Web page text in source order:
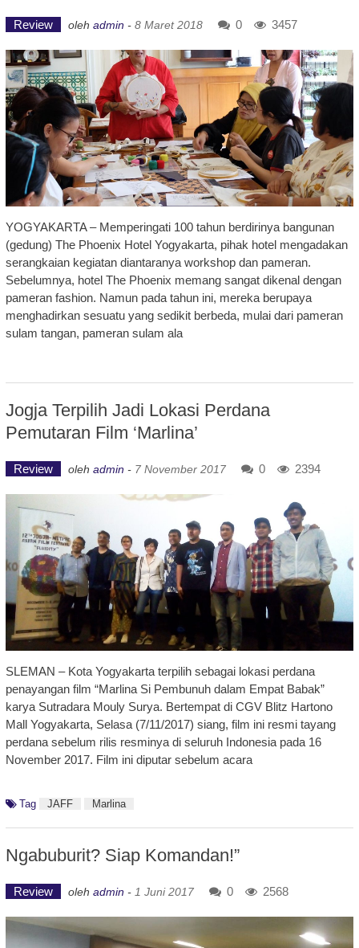
Review oleh admin - 8 Maret 2018 0 3457
YOGYAKARTA – Memperingati 100 tahun berdirinya bangunan
(gedung) The Phoenix Hotel Yogyakarta, pihak hotel mengadakan
serangkaian kegiatan diantaranya workshop dan pameran.
Sebelumnya, hotel The Phoenix memang sangat dikenal dengan
pameran fashion. Namun pada tahun ini, mereka berupaya
menghadirkan sesuatu yang sedikit berbeda, mulai dari pameran
sulam tangan, pameran sulam ala
Jogja Terpilih Jadi Lokasi Perdana
Pemutaran Film ‘Marlina’
Review oleh admin - 7 November 2017 0 2394
SLEMAN – Kota Yogyakarta terpilih sebagai lokasi perdana
penayangan film “Marlina Si Pembunuh dalam Empat Babak”
karya Sutradara Mouly Surya. Bertempat di CGV Blitz Hartono
Mall Yogyakarta, Selasa (7/11/2017) siang, film ini resmi tayang
perdana sebelum rilis resminya di seluruh Indonesia pada 16
November 2017. Film ini diputar sebelum acara
Tag JAFF Marlina
Ngabuburit? Siap Komandan!”
Review oleh admin - 1 Juni 2017 0 2568